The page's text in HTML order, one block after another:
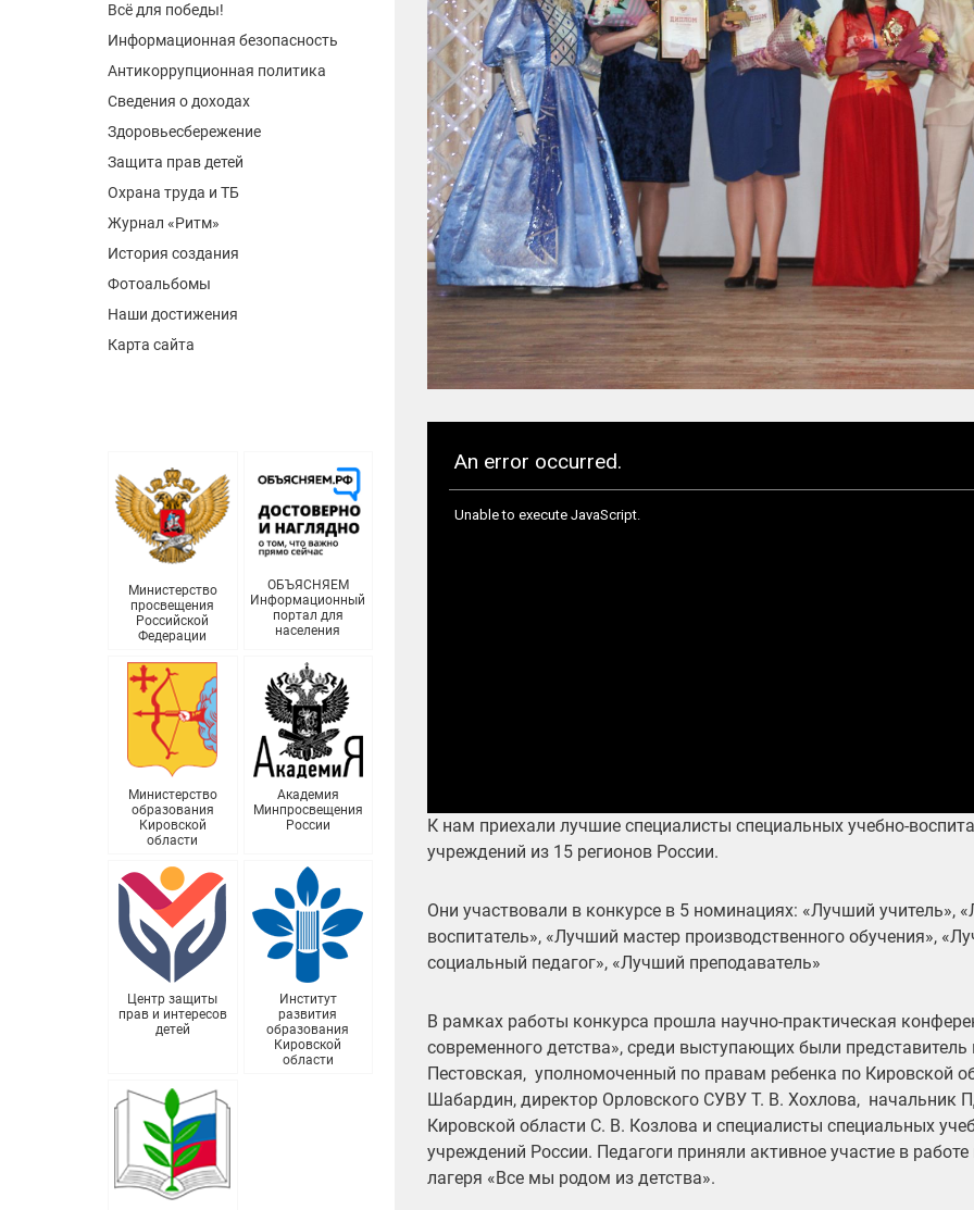
Всё для победы!
Информационная безопасность
Антикоррупционная политика
Сведения о доходах
Здоровьесбережение
Защита прав детей
Охрана труда и ТБ
Журнал «Ритм»
История создания
Фотоальбомы
Наши достижения
Карта сайта
Министерство
просвещения
Российской
Федерации
ОБЪЯСНЯЕМ
Информационный
портал для
населения
Министерство
образования
Кировской
области
Академия
Минпросвещения
России
Центр защиты
прав и интересов
детей
Институт
развития
образования
Кировской
области
К нам приехали лучшие специалисты специальных учебно-
учреждений из 15 регионов России.
Они участвовали в конкурсе в 5 номинациях: «Лучший учитель»,
воспитатель», «Лучший мастер производственного обучения»,
социальный педагог», «Лучший преподаватель»
В рамках работы конкурса прошла научно-практическая
современного детства», среди выступающих были представитель
Пестовская, уполномоченный по правам ребенка по Кировской
Шабардин, директор Орловского СУВУ Т. В. Хохлова,
Кировской области С. В. Козлова и специалисты специальных
учреждений России. Педагоги приняли активное участие в работе
лагеря «Все мы родом из детства».